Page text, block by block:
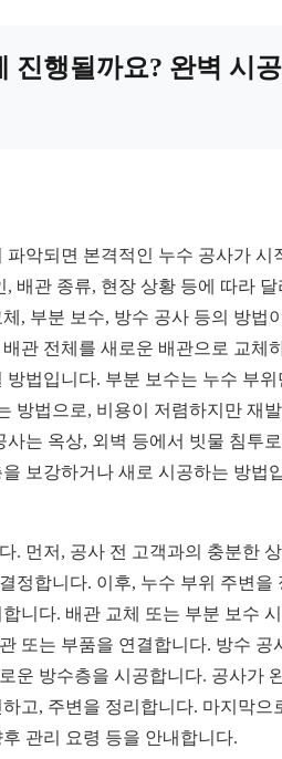
진행될까요? 완벽 시공
악되면 본격적인 누수 공사가 시
배관 종류, 현장 상황 등에 따라 달
, 부분 보수, 방수 공사 등의 방법
관 전체를 새로운 배관으로 교체
법입니다. 부분 보수는 누수 부위
방법으로, 비용이 저렴하지만 재
는 옥상, 외벽 등에서 빗물 침투
보강하거나 새로 시공하는 방법
. 먼저, 공사 전 고객과의 충분한
정합니다. 이후, 누수 부위 주변을
니다. 배관 교체 또는 부분 보수
또는 부품을 연결합니다. 방수 공
운 방수층을 시공합니다. 공사가
고, 주변을 정리합니다. 마지막으
관리 요령 등을 안내합니다.